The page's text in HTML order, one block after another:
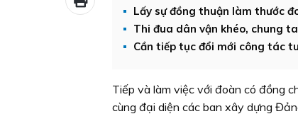
Lấy sự đồng thuận làm thước
Thi đua dân vận khéo, chung
Cần tiếp tục đổi mới công tác
Tiếp và làm việc với đoàn có đồng
cùng đại diện các ban xây dựng